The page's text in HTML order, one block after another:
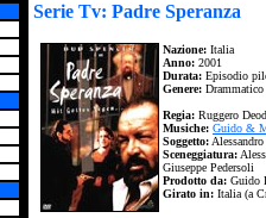
Serie Tv: Padre Speranza
Nazione: Italia
Anno: 2001
Durata: Episodio
Genere: Drammatico
Regia: Ruggero
Musiche: Guido &
Soggetto:
Sceneggiatura:
Giuseppe Pedersoli
Prodotto da: Guido
Girato in: Italia (a